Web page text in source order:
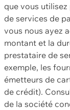
que vous
de services de
vous nous ayez
montant et la
prestataire de
exemple, les
émetteurs de
de crédit).
de la société